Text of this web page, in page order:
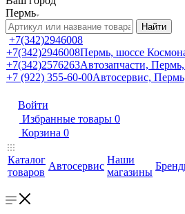
Пермь
Найти
+7(342)2946008
+7(342)2946008Пермь, шоссе
+7(342)2576263Автозапчасти,
+7 (922) 355-60-00Автосервис,
Войти
Избранные товары 0
Корзина 0
Каталог
товаров
Автосервис
Наши
магазины